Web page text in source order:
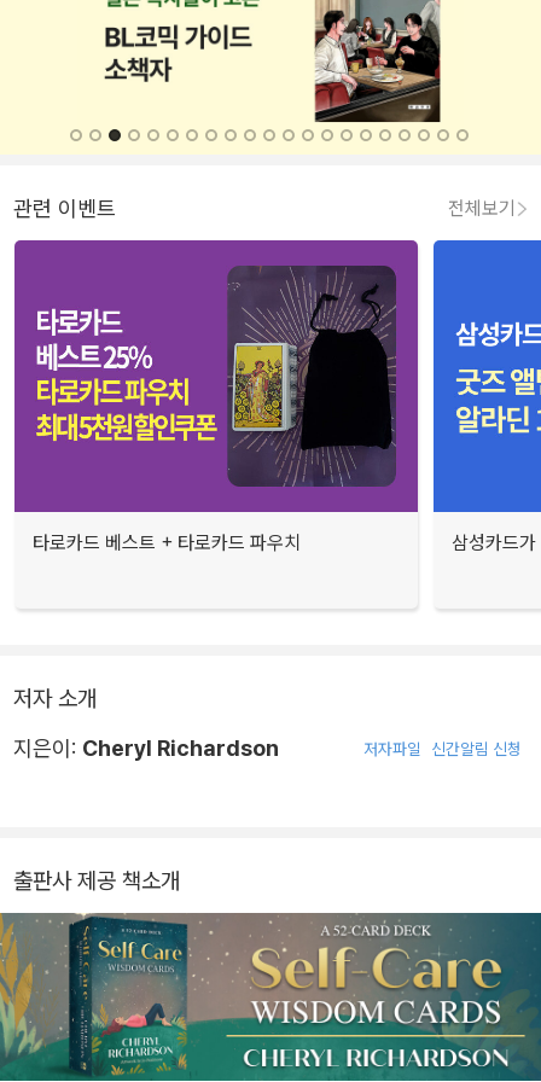
관련 이벤트 전체보기
타로카드 베스트 + 타로카드 파우치 삼성카드
저자 소개
지은이: Cheryl Richardson 저자파일 신간알림 신청
출판사 제공 책소개